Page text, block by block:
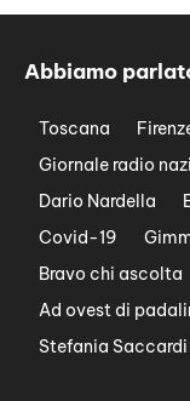
Abbiamo
Toscana
Giornale radio
Dario Nardella
Covid-19
Bravo chi ascolta
Ad ovest di
Stefania Saccardi